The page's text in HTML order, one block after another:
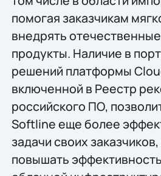
помогая заказчикам
внедрять
продукты. Наличие в
решений платформы
включенной в Реестр
российского ПО,
Softline еще более
задачи своих
повышать